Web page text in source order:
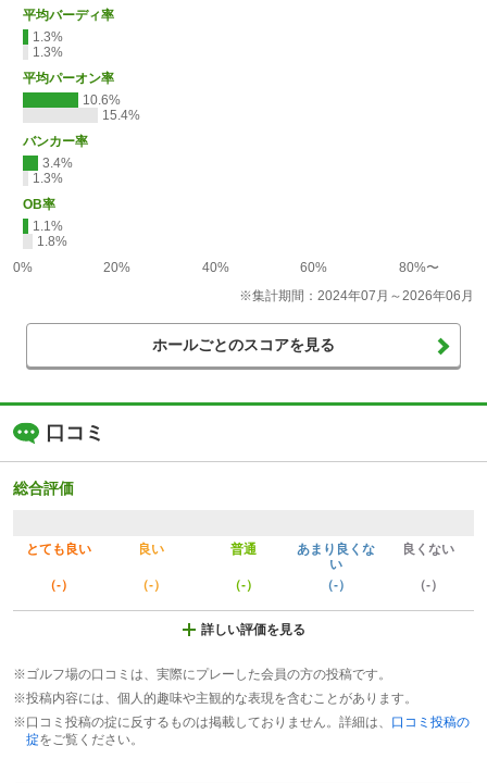
平均バーディ率
1.3%
1.3%
平均パーオン率
10.6%
15.4%
バンカー率
3.4%
1.3%
OB率
1.1%
1.8%
0%
20% 40% 60%
80%〜
※集計期間：2024年07月～2026年06月
ホールごとのスコアを見る
口コミ
総合評価
とても良い 良い 普通
あまり良くな
い
良くない
（-） （-） （-） （-） （-）
詳しい評価を見る
※ゴルフ場の口コミは、実際にプレーした会員の方の投稿です。
※投稿内容には、個人的趣味や主観的な表現を含むことがあります。
※口コミ投稿の掟に反するものは掲載しておりません。詳細は、 口コミ投稿の
掟をご覧ください。